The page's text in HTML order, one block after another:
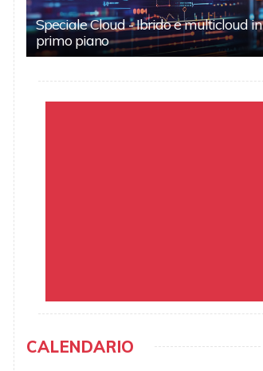
Speciale Cloud - Ibrido e multicloud in
primo piano
CALENDARIO